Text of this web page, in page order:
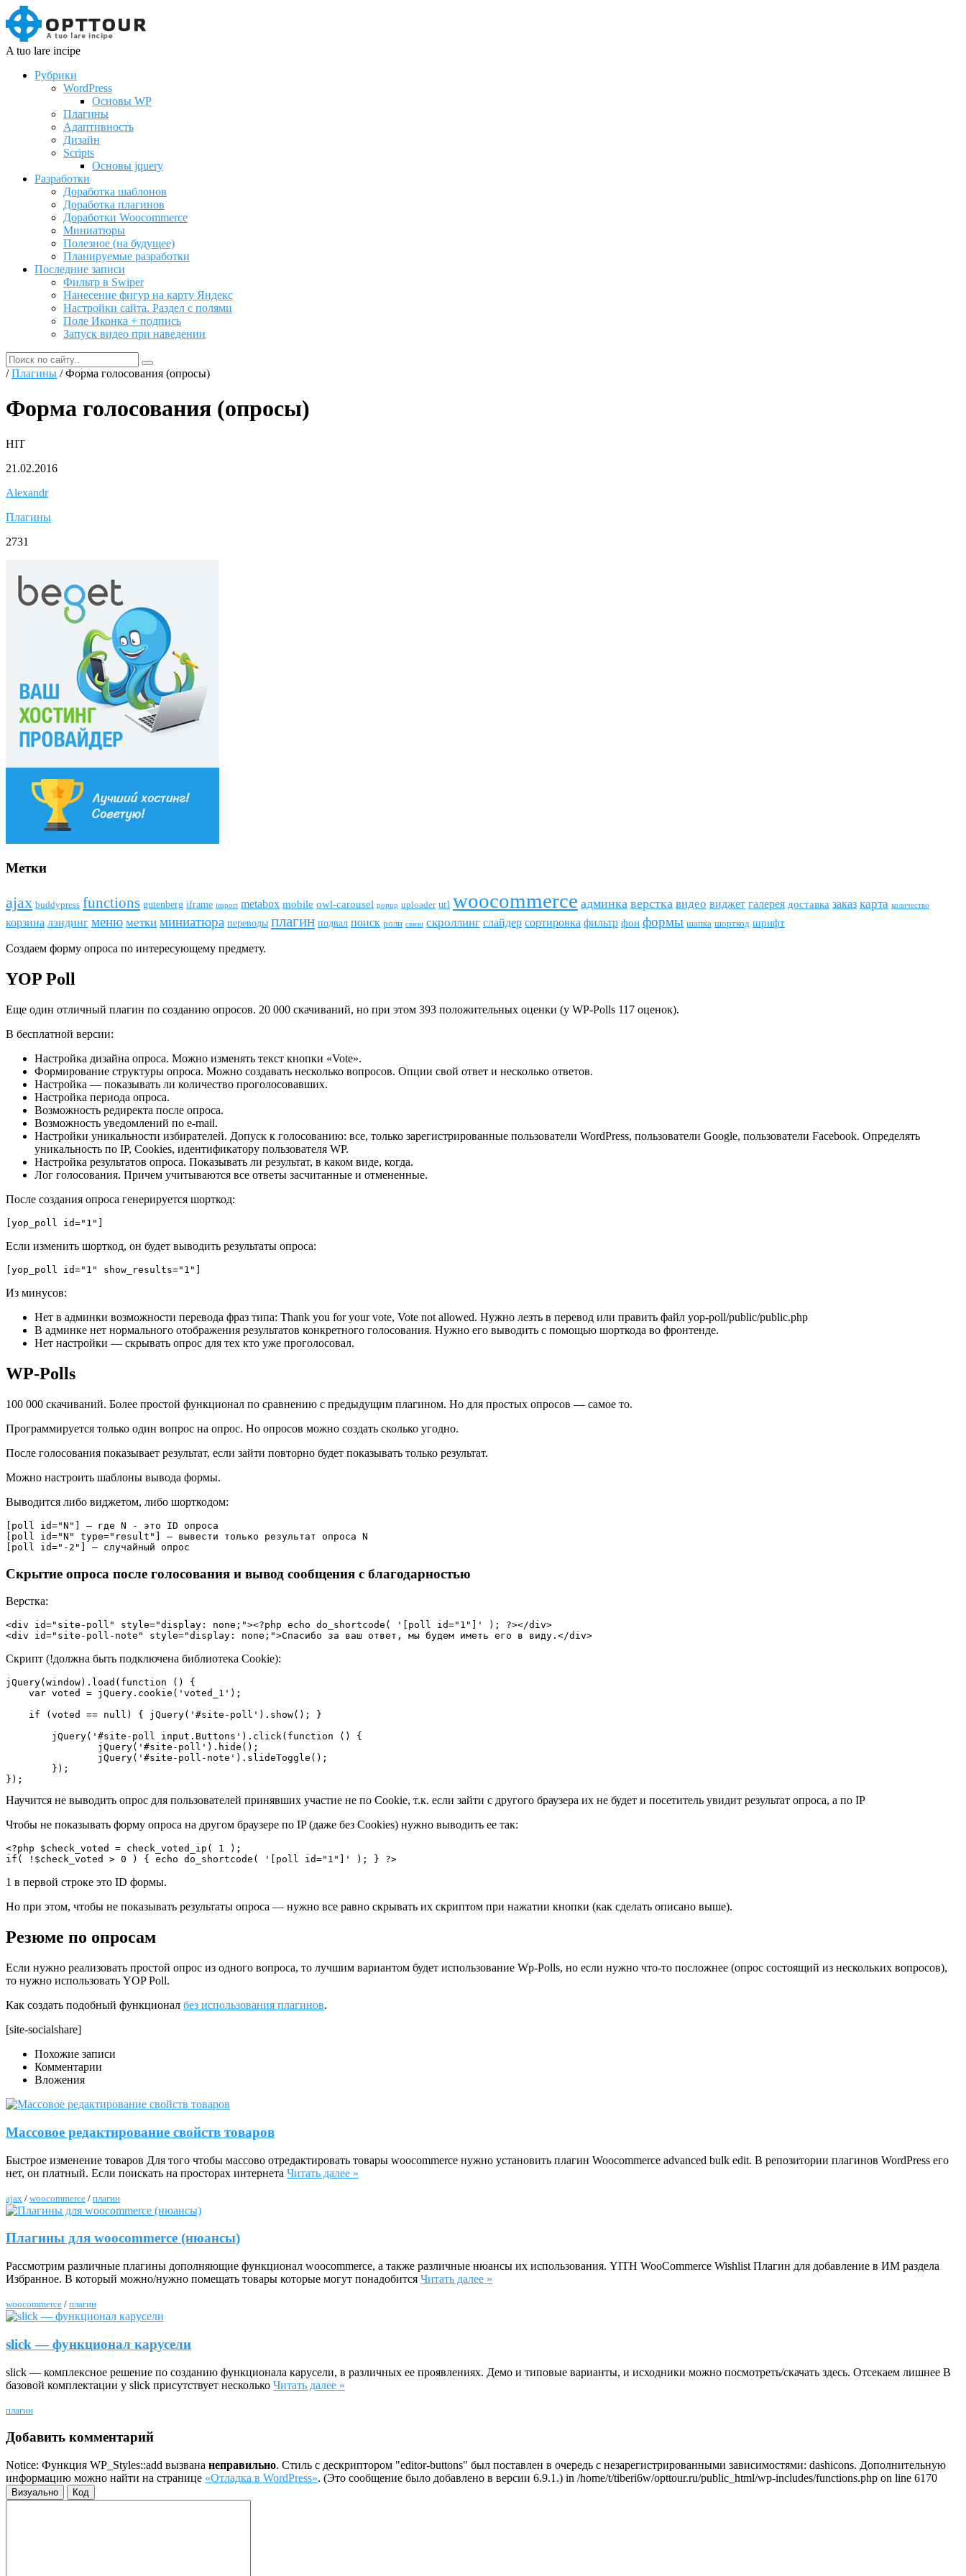
A tuo lare incipe
Рубрики
WordPress
Основы WP
Плагины
Адаптивность
Дизайн
Scripts
Основы jquery
Разработки
Доработка шаблонов
Доработка плагинов
Доработки Woocommerce
Миниатюры
Полезное (на будущее)
Планируемые разработки
Последние записи
Фильтр в Swiper
Нанесение фигур на карту Яндекс
Настройки сайта. Раздел с полями
Поле Иконка + подпись
Запуск видео при наведении
/Плагины / Форма голосования (опросы)
Форма голосования (опросы)
HIT
21.02.2016
Alexandr
Плагины
2731
Метки
ajax buddypress funсtions gutenberg iframe import metabox mobile owl-carousel popup uploader url woocommerce админка верстка видео виджет галерея доставка заказ карта количество
корзина лэндинг меню метки миниатюра переводы плагин подвал поиск роли связи скроллинг слайдер сортировка фильтр фон формы шапка шорткод шрифт
Создаем форму опроса по интересующему предмету.
YOP Poll
Еще один отличный плагин по созданию опросов. 20 000 скачиваний, но при этом 393 положительных оценки (у WP-Polls 117 оценок).
В бесплатной версии:
Настройка дизайна опроса. Можно изменять текст кнопки «Vote».
Формирование структуры опроса. Можно создавать несколько вопросов. Опции свой ответ и несколько ответов.
Настройка — показывать ли количество проголосовавших.
Настройка периода опроса.
Возможность редиректа после опроса.
Возможность уведомлений по e-mail.
Настройки уникальности избирателей. Допуск к голосованию: все, только зарегистрированные пользователи WordPress, пользователи Google, пользователи Facebook. Определять
уникальность по IP, Cookies, идентификатору пользователя WP.
Настройка результатов опроса. Показывать ли результат, в каком виде, когда.
Лог голосования. Причем учитываются все ответы засчитанные и отмененные.
После создания опроса генерируется шорткод:
[yop_poll id="1"]
Если изменить шорткод, он будет выводить результаты опроса:
[yop_poll id="1" show_results="1"]
Из минусов:
Нет в админки возможности перевода фраз типа: Thank you for your vote, Vote not allowed. Нужно лезть в перевод или править файл yop-poll/public/public.php
В админке нет нормального отображения результатов конкретного голосования. Нужно его выводить с помощью шорткода во фронтенде.
Нет настройки — скрывать опрос для тех кто уже проголосовал.
WP-Polls
100 000 скачиваний. Более простой функционал по сравнению с предыдущим плагином. Но для простых опросов — самое то.
Программируется только один вопрос на опрос. Но опросов можно создать сколько угодно.
После голосования показывает результат, если зайти повторно будет показывать только результат.
Можно настроить шаблоны вывода формы.
Выводится либо виджетом, либо шорткодом:
[poll id="N"] — где N - это ID опроса
[poll id="N" type="result"] — вывести только результат опроса N
[poll id="-2"] — случайный опрос
Скрытие опроса после голосования и вывод сообщения с благодарностью
Верстка:
<div id="site-poll" style="display: none;"><?php echo do_shortcode( '[poll id="1"]' ); ?></div>
<div id="site-poll-note" style="display: none;">Спасибо за ваш ответ, мы будем иметь его в виду.</div>
Скрипт (!должна быть подключена библиотека Cookie):
jQuery(window).load(function () {
});
Научится не выводить опрос для пользователей принявших участие не по Cookie, т.к. если зайти с другого браузера их не будет и посетитель увидит результат опроса, а по IP
Чтобы не показывать форму опроса на другом браузере по IP (даже без Cookies) нужно выводить ее так:
<?php $check_voted = check_voted_ip( 1 );
if( !$check_voted > 0 ) { echo do_shortcode( '[poll id="1"]' ); } ?>
1 в первой строке это ID формы.
Но при этом, чтобы не показывать результаты опроса — нужно все равно скрывать их скриптом при нажатии кнопки (как сделать описано выше).
Резюме по опросам
Если нужно реализовать простой опрос из одного вопроса, то лучшим вариантом будет использование Wp-Polls, но если нужно что-то посложнее (опрос состоящий из нескольких вопросов),
то нужно использовать YOP Poll.
Как создать подобный функционал без использования плагинов.
[site-socialshare]
Похожие записи
Комментарии
Вложения
Массовое редактирование свойств товаров
Быстрое изменение товаров Для того чтобы массово отредактировать товары woocommerce нужно установить плагин Woocommerce advanced bulk edit. В репозитории плагинов WordPress его
нет, он платный. Если поискать на просторах интернета Читать далее »
ajax / woocommerce / плагин
Плагины для woocommerce (нюансы)
Рассмотрим различные плагины дополняющие функционал woocommerce, а также различные нюансы их использования. YITH WooCommerce Wishlist Плагин для добавление в ИМ раздела
Избранное. В который можно/нужно помещать товары которые могут понадобится Читать далее »
woocommerce / плагин
slick — функционал карусели
slick — комплексное решение по созданию функционала карусели, в различных ее проявлениях. Демо и типовые варианты, и исходники можно посмотреть/скачать здесь. Отсекаем лишнее В
базовой комплектации у slick присутствует несколько Читать далее »
плагин
Добавить комментарий
Notice: Функция WP_Styles::add вызвана неправильно. Стиль с дескриптором "editor-buttons" был поставлен в очередь с незарегистрированными зависимостями: dashicons. Дополнительную
информацию можно найти на странице «Отладка в WordPress». (Это сообщение было добавлено в версии 6.9.1.) in /home/t/tiberi6w/opttour.ru/public_html/wp-includes/functions.php on line 6170
Визуально Код